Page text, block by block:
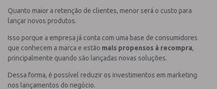
Quanto maior a retenção de clientes, menor será o custo para
lançar novos produtos.
Isso porque a empresa já conta com uma base de consumidores
que conhecem a marca e estão mais propensos à recompra,
principalmente quando são lançadas novas soluções.
Dessa forma, é possível reduzir os investimentos em marketing
nos lançamentos do negócio.